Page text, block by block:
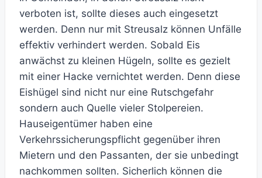
verboten ist, sollte dieses auch eingesetzt
werden. Denn nur mit Streusalz können Unfälle
effektiv verhindert werden. Sobald Eis
anwächst zu kleinen Hügeln, sollte es gezielt
mit einer Hacke vernichtet werden. Denn diese
Eishügel sind nicht nur eine Rutschgefahr
sondern auch Quelle vieler Stolpereien.
Hauseigentümer haben eine
Verkehrssicherungspflicht gegenüber ihren
Mietern und den Passanten, der sie unbedingt
nachkommen sollten. Sicherlich können die